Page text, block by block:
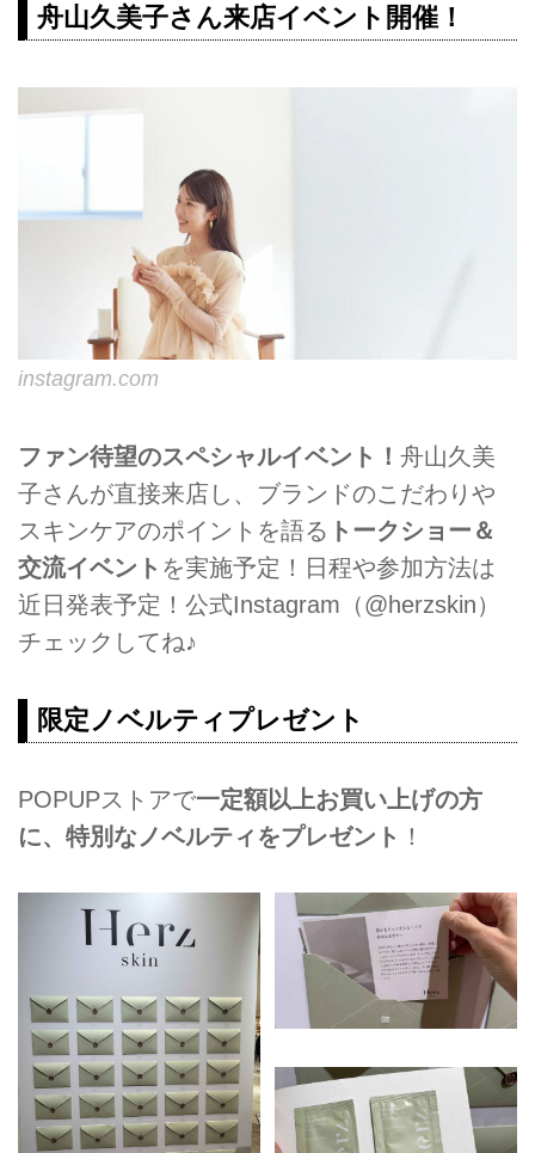
舟山久美子さん来店イベント開催！
instagram.com
ファン待望のスペシャルイベント！ 舟山久美
子さんが直接来店し、ブランドのこだわりや
スキンケアのポイントを語る トークショー＆
交流イベント を実施予定！日程や参加方法は
近日発表予定！公式Instagram（@herzskin）
チェックしてね♪
限定ノベルティプレゼント
POPUPストアで一定額以上お買い上げの方
に、特別なノベルティをプレゼント ！